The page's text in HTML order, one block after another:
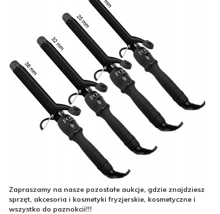
Zapraszamy na nasze pozostałe aukcje, gdzie znajdziesz
sprzęt, akcesoria i kosmetyki fryzjerskie, kosmetyczne i
wszystko do paznokcii!!!